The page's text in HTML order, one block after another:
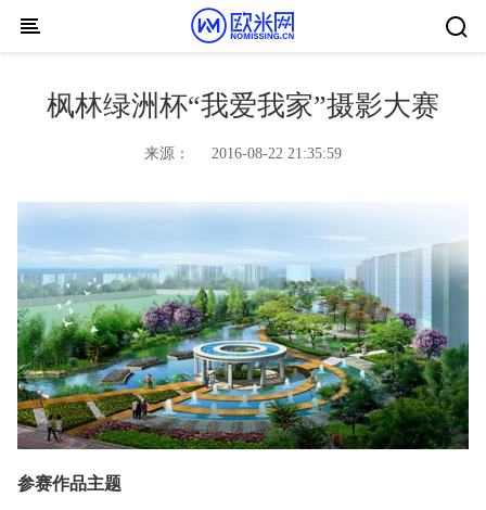
Skip to content
枫林绿洲杯“我爱我家”摄影大赛
来源： 2016-08-22 21:35:59
参赛作品主题